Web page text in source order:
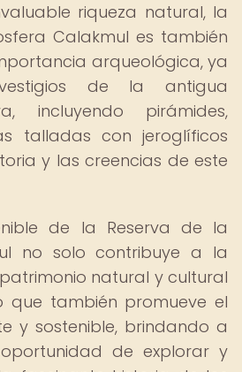
riqueza natural, la
Calakmul es también
arqueológica, ya
de la antigua
incluyendo pirámides,
talladas con jeroglíficos
y las creencias de este
de la Reserva de la
no solo contribuye a la
natural y cultural
que también promueve el
y sostenible, brindando a
de explorar y